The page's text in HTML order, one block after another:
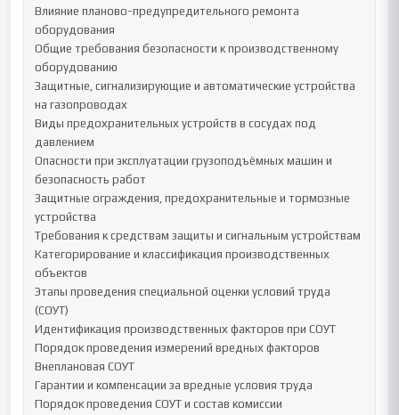
Влияние планово-предупредительного ремонта
оборудования
Общие требования безопасности к производственному
оборудованию
Защитные, сигнализирующие и автоматические устройства
на газопроводах
Виды предохранительных устройств в сосудах под
давлением
Опасности при эксплуатации грузоподъёмных машин и
безопасность работ
Защитные ограждения, предохранительные и тормозные
устройства
Требования к средствам защиты и сигнальным устройствам
Категорирование и классификация производственных
объектов
Этапы проведения специальной оценки условий труда
(СОУТ)
Идентификация производственных факторов при СОУТ
Порядок проведения измерений вредных факторов
Внеплановая СОУТ
Гарантии и компенсации за вредные условия труда
Порядок проведения СОУТ и состав комиссии